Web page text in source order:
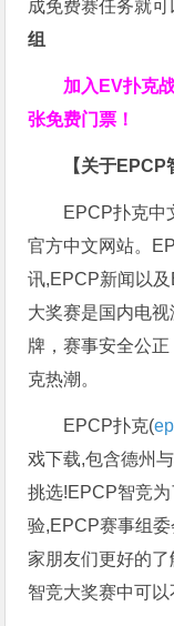
成免费赛任务就
组
加入EV扑克
张免费门票！
【关于EPCP
EPCP扑克中
官方中文网站。
讯,EPCP新闻以
大奖赛是国内电
牌，赛事安全公
克热潮。
EPCP扑克(
戏下载,包含德州
挑选!EPCP智竞
验,EPCP赛事组
家朋友们更好的
智竞大奖赛中可